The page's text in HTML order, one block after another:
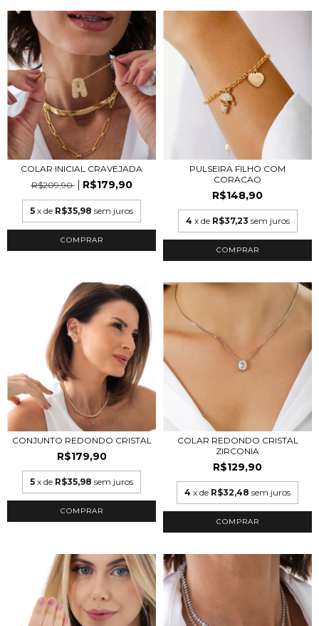
COLAR INICIAL CRAVEJADA
R$209,90
R$179,90
5 x de R$35,98 sem juros
COMPRAR
PULSEIRA FILHO COM
CORACAO
R$148,90
4 x de R$37,23 sem juros
CONJUNTO REDONDO CRISTAL
R$179,90
5 x de R$35,98 sem juros
COMPRAR
COLAR REDONDO CRISTAL
ZIRCONIA
R$129,90
4 x de R$32,48 sem juros
COMPRAR